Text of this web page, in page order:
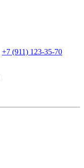
+7 (911) 123-35-70